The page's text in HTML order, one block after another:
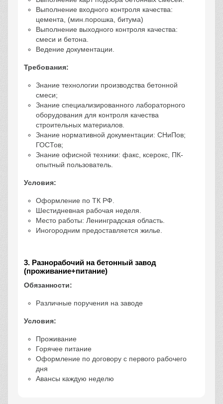
Выполнение входного контроля качества:
цемента, (мин.порошка, битума)
Выполнение выходного контроля качества:
смеси и бетона.
Ведение документации.
Требования:
Знание технологии производства бетонной
смеси;
Знание специализированного лабораторного
оборудования для контроля качества
строительных материалов.
Знание нормативной документации: СНиПов;
ГОСТов;
Знание офисной техники: факс, ксерокс, ПК-
опытный пользователь.
Условия:
Оформление по ТК РФ.
Шестидневная рабочая неделя.
Место работы: Ленинградская область.
Иногородним предоставляется жилье.
3. Разнорабочий на бетонный завод
(проживание+питание)
Обязанности:
Различные поручения на заводе
Условия:
Проживание
Горячее питание
Оформление по договору с первого рабочего
дня
Авансы каждую неделю